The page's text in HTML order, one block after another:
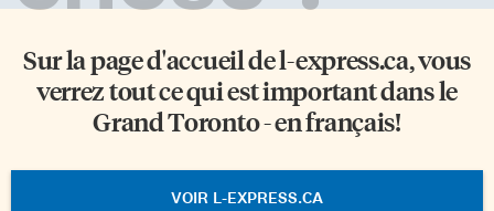
Sur la page d'accueil del-express.ca, vous
verrez tout ce qui est important dans le
Grand Toronto - en français!
VOIR L-EXPRESS.CA